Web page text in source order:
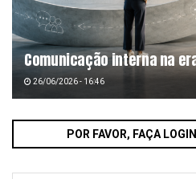
Comunicação interna na
26/06/2026 - 16:46
POR FAVOR, FAÇA